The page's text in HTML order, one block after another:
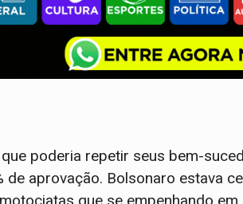
poderia repetir seus bem-
de aprovação. Bolsonaro estava
que se empenhando